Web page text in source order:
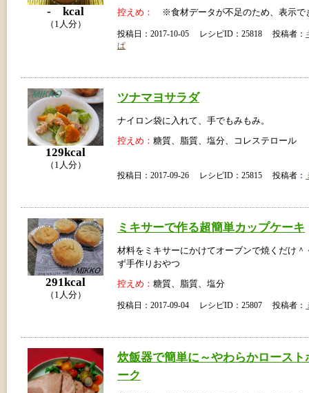
- kcal
（1人分）
控えめ： ※食材データが不足のため、表示で
投稿日：2017-10-05 レシピID：25818 投稿者：
ぱ
129kcal
（1人分）
ツナマヨサラダ
ナイロン袋に入れて、手でもみもみ。
控えめ： 糖質、脂質、塩分、コレステロール
投稿日：2017-09-26 レシピID：25815 投稿者：
291kcal
（1人分）
ミキサーで作る超簡単カップケーキ
材料をミキサーにかけてオーブンで焼くだけ＾
ず手作りおやつ
控えめ： 糖質、脂質、塩分
投稿日：2017-09-04 レシピID：25807 投稿者：
炊飯器で簡単に～やわらかロースト
ーク